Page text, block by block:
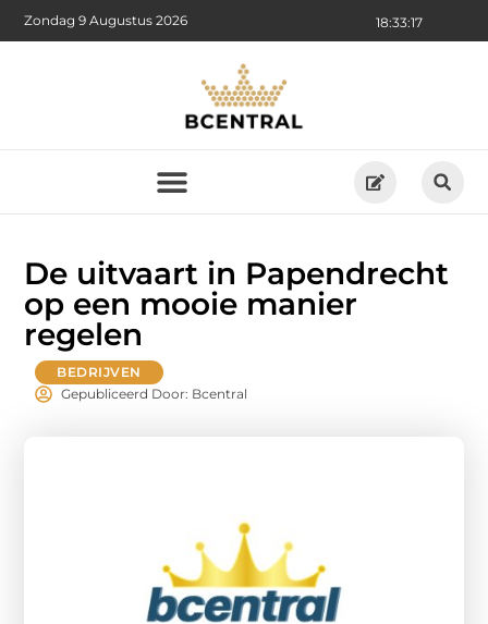
18:33:19
Zondag 9 Augustus 2026
De uitvaart in Papendrecht
op een mooie manier
regelen
BEDRIJVEN
Gepubliceerd Door: Bcentral